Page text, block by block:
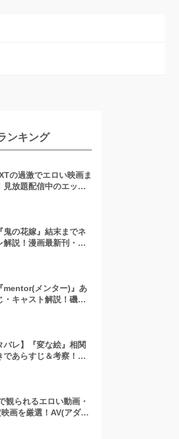
ンキング
の過激でエロい映画ま
見放題配信中のエッチ
鬼の花嫁』結末までネ
解説！漫画最新刊・小
mentor(メンター)』あ
・キャスト解説！磯村
バレ】『変な絵』相関
であらすじ＆考察！重
観られるエロい動画・
画を厳選！AV(アダル